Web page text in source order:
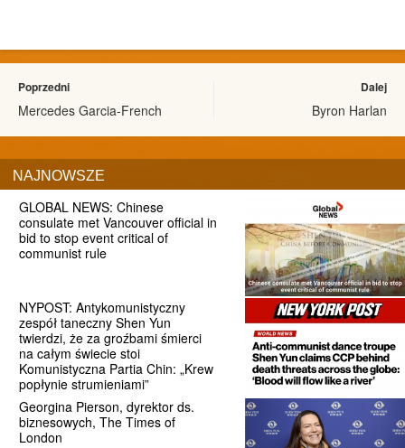
Poprzedni
Mercedes Garcia-French
Dalej
Byron Harlan
NAJNOWSZE
GLOBAL NEWS: Chinese
consulate met Vancouver official in
bid to stop event critical of
communist rule
NYPOST: Antykomunistyczny
zespół taneczny Shen Yun
twierdzi, że za groźbami śmierci
na całym świecie stoi
Komunistyczna Partia Chin: „Krew
popłynie strumieniami”
Georgina Pierson, dyrektor ds.
biznesowych, The Times of
London